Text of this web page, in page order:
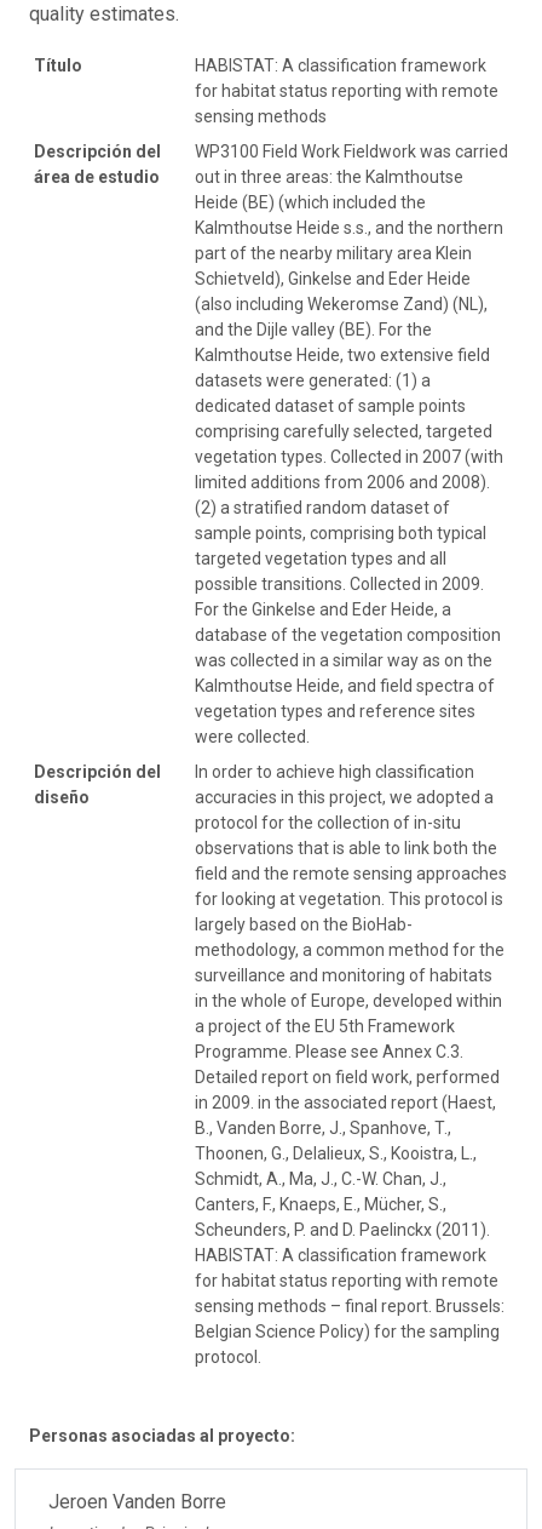
quality estimates.
Título
HABISTAT: A classification framework
for habitat status reporting with remote
sensing methods
Descripción del
área de estudio
WP3100 Field Work Fieldwork was carried
out in three areas: the Kalmthoutse
Heide (BE) (which included the
Kalmthoutse Heide s.s., and the northern
part of the nearby military area Klein
Schietveld), Ginkelse and Eder Heide
(also including Wekeromse Zand) (NL),
and the Dijle valley (BE). For the
Kalmthoutse Heide, two extensive field
datasets were generated: (1) a
dedicated dataset of sample points
comprising carefully selected, targeted
vegetation types. Collected in 2007 (with
limited additions from 2006 and 2008).
(2) a stratified random dataset of
sample points, comprising both typical
targeted vegetation types and all
possible transitions. Collected in 2009.
For the Ginkelse and Eder Heide, a
database of the vegetation composition
was collected in a similar way as on the
Kalmthoutse Heide, and field spectra of
vegetation types and reference sites
were collected.
Descripción del
diseño
In order to achieve high classification
accuracies in this project, we adopted a
protocol for the collection of in-situ
observations that is able to link both the
field and the remote sensing approaches
for looking at vegetation. This protocol is
largely based on the BioHab-
methodology, a common method for the
surveillance and monitoring of habitats
in the whole of Europe, developed within
a project of the EU 5th Framework
Programme. Please see Annex C.3.
Detailed report on field work, performed
in 2009. in the associated report (Haest,
B., Vanden Borre, J., Spanhove, T.,
Thoonen, G., Delalieux, S., Kooistra, L.,
Schmidt, A., Ma, J., C.-W. Chan, J.,
Canters, F., Knaeps, E., Mücher, S.,
Scheunders, P. and D. Paelinckx (2011).
HABISTAT: A classification framework
for habitat status reporting with remote
sensing methods – final report. Brussels:
Belgian Science Policy) for the sampling
protocol.
Personas asociadas al proyecto:
Jeroen Vanden Borre